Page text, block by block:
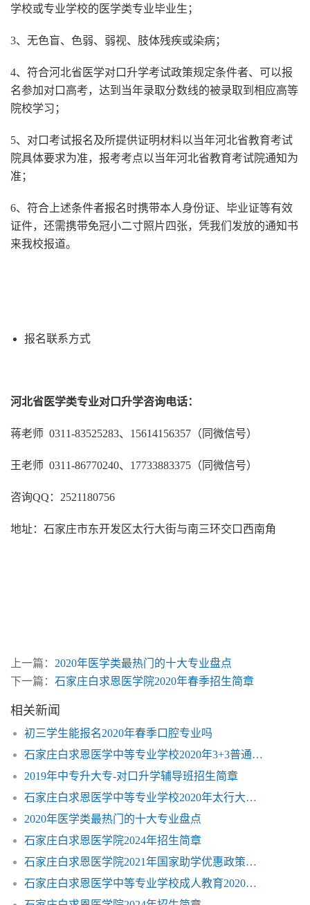
学校或专业学校的医学类专业毕业生；
3、无色盲、色弱、弱视、肢体残疾或染病；
4、符合河北省医学对口升学考试政策规定条件者、可以报
名参加对口高考，达到当年录取分数线的被录取到相应高等
院校学习；
5、对口考试报名及所提供证明材料以当年河北省教育考试
院具体要求为准，报考考点以当年河北省教育考试院通知为
准；
6、符合上述条件者报名时携带本人身份证、毕业证等有效
证件，还需携带免冠小二寸照片四张，凭我们发放的通知书
来我校报道。
报名联系方式
河北省医学类专业对口升学咨询电话：
蒋老师 0311-83525283、15614156357（同微信号）
王老师 0311-86770240、17733883375（同微信号）
咨询QQ：2521180756
地址：石家庄市东开发区太行大街与南三环交口西南角
上一篇： 2020年医学类最热门的十大专业盘点
下一篇： 石家庄白求恩医学院2020年春季招生简章
相关新闻
初三学生能报名2020年春季口腔专业吗
石家庄白求恩医学中等专业学校2020年3+3普通大专招生
2019年中专升大专-对口升学辅导班招生简章
石家庄白求恩医学中等专业学校2020年太行大街校区
2020年医学类最热门的十大专业盘点
石家庄白求恩医学院2024年招生简章
石家庄白求恩医学院2021年国家助学优惠政策免学费
石家庄白求恩医学中等专业学校成人教育2020年招生简章